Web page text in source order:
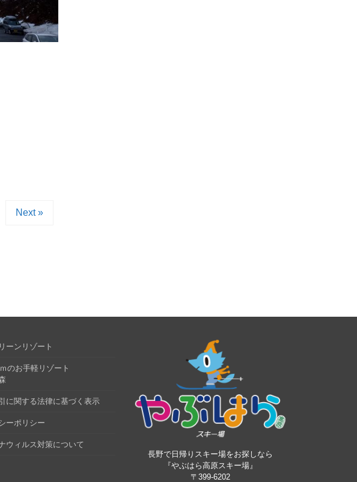
Next »
ーンリゾート
のお手軽リゾート
に関する法律に基づく表示
ーポリシー
ウィルス対策について
長野で日帰りスキー場をお探しなら
『やぶはら高原スキー場』
〒399-6202